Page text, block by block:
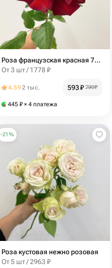
Роза французская красная 70 см
От 3 шт / 1778 ₽
4.592 тыс. 593₽ 790₽
445 ₽ × 4 платежа
-21 %
Роза кустовая нежно розовая
От 5 шт / 2963 ₽